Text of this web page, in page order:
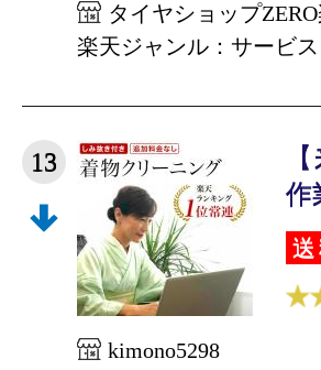
タイヤショップ
楽天ジャンル：サービ
13
作
kimono5298